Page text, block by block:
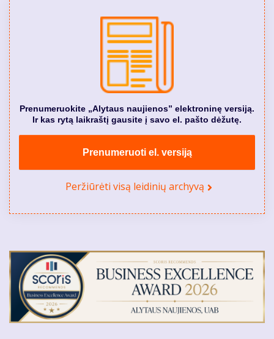
Prenumeruokite „Alytaus naujienos” elektroninę versiją.
Ir kas rytą laikraštį gausite į savo el. pašto dėžutę.
Prenumeruoti el. versiją
Peržiūrėti visą leidinių archyvą